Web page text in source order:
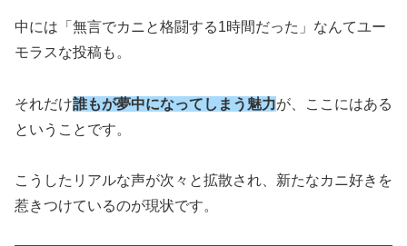
中には「無言でカニと格闘する1時間だった」なんてユー
モラスな投稿も。
それだけ誰もが夢中になってしまう魅力が、ここにはある
ということです。
こうしたリアルな声が次々と拡散され、新たなカニ好きを
惹きつけているのが現状です。